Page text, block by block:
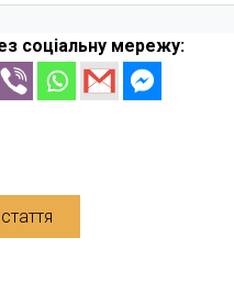
соціальну мережу: